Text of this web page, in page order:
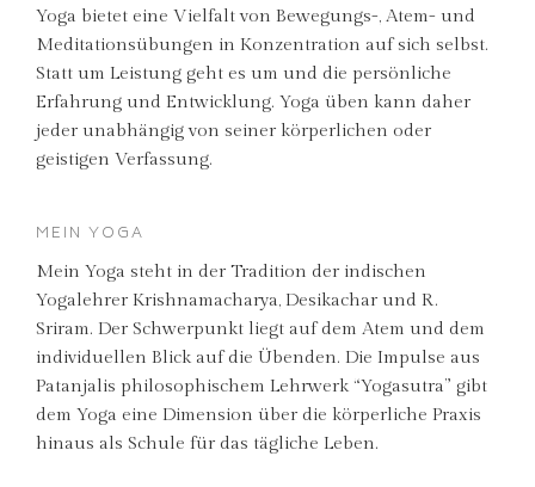
Yoga bietet eine Vielfalt von Bewegungs-, Atem- und
Meditationsübungen in Konzentration auf sich selbst.
Statt um Leistung geht es um und die persönliche
Erfahrung und Entwicklung. Yoga üben kann daher
jeder unabhängig von seiner körperlichen oder
geistigen Verfassung.
MEIN YOGA
Mein Yoga steht in der Tradition der indischen
Yogalehrer Krishnamacharya, Desikachar und R.
Sriram. Der Schwerpunkt liegt auf dem Atem und dem
individuellen Blick auf die Übenden. Die Impulse aus
Patanjalis philosophischem Lehrwerk “Yogasutra” gibt
dem Yoga eine Dimension über die körperliche Praxis
hinaus als Schule für das tägliche Leben.